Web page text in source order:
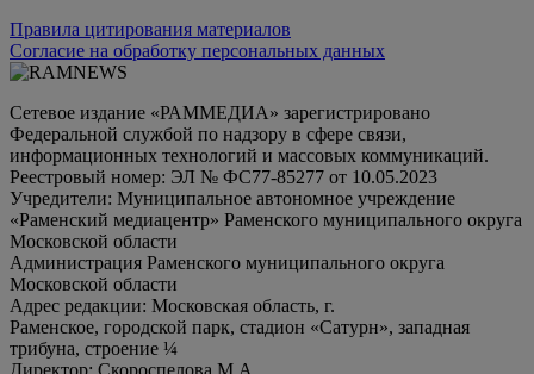
Правила цитирования материалов
Согласие на обработку персональных данных
Сетевое издание «РАММЕДИА» зарегистрировано
Федеральной службой по надзору в сфере связи,
информационных технологий и массовых коммуникаций.
Реестровый номер: ЭЛ № ФС77-85277 от 10.05.2023
Учредители: Муниципальное автономное учреждение
«Раменский медиацентр» Раменского муниципального округа
Московской области
Администрация Раменского муниципального округа
Московской области
Адрес редакции: Московская область, г.
Раменское, городской парк, стадион «Сатурн», западная
трибуна, строение ¼
Директор: Скороспелова М.А.